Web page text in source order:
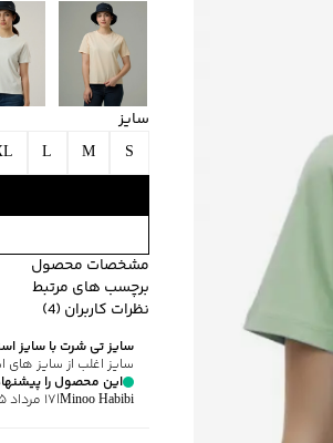
سایز
S
M
L
مشخصات محصول
کد محصول:
آستین:کوتاه
طرح:ساده
جنس پارچه : نخی
برچسب های مرتبط
نظرات کاربران (4)
سایز تی شرت با سایز
سایز اغلب از سایز
این محصول را
Minoo Habibi
|۱۷ مرداد ۱۴۰۵